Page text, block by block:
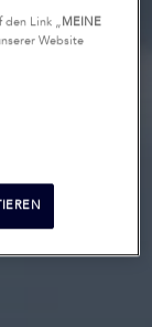
den Link „MEINE
Website